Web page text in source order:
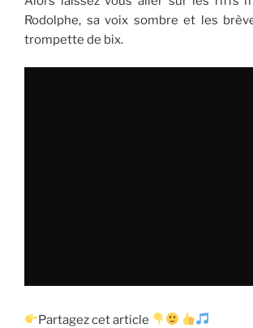
Rodolphe, sa voix sombre et les
trompette de bix.
Partagez cet article